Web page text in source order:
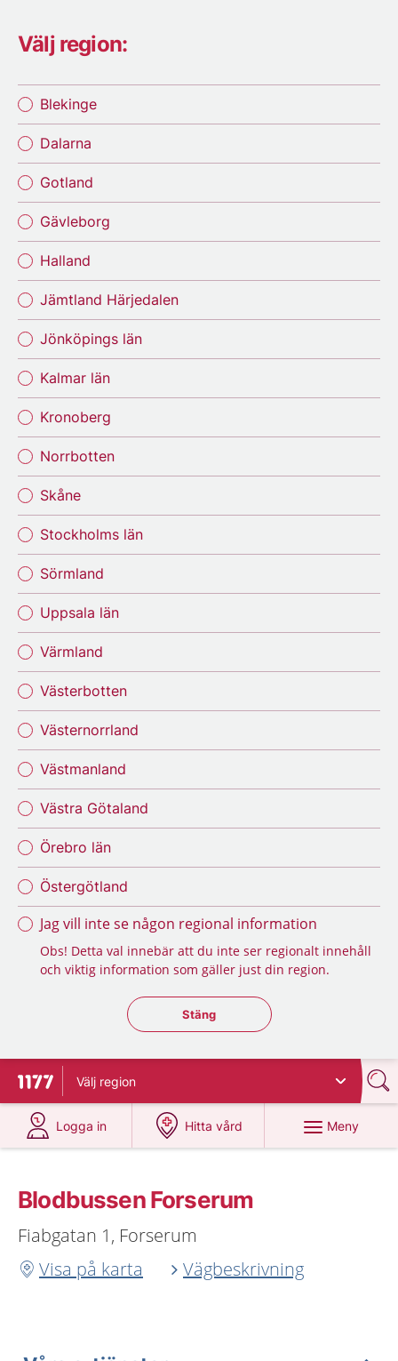
Välj region:
Blekinge
Dalarna
Gotland
Gävleborg
Halland
Jämtland Härjedalen
Jönköpings län
Kalmar län
Kronoberg
Norrbotten
Skåne
Stockholms län
Sörmland
Uppsala län
Värmland
Västerbotten
Västernorrland
Västmanland
Västra Götaland
Örebro län
Östergötland
Jag vill inte se någon regional information
Obs! Detta val innebär att du inte ser regionalt innehåll
och viktig information som gäller just din region.
Stäng regionsväljaren
Stäng
Till startsidan för 1177
Välj region
Logga in
på 1177.se
Hitta vård
på 1177.se
Meny
Blodbussen Forserum
Fiabgatan 1, Forserum
Visa på karta
Vägbeskrivning